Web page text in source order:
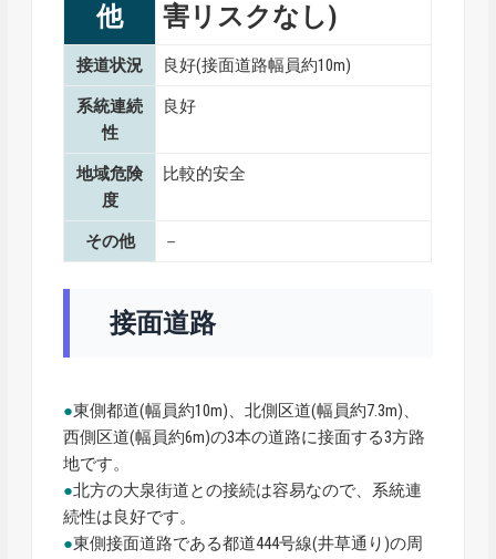
他
害リスクなし)
接道状況 良好(接面道路幅員約10m)
系統連続
性
良好
地域危険
度
比較的安全
その他 －
接面道路
●東側都道(幅員約10m)、北側区道(幅員約7.3m)、
西側区道(幅員約6m)の3本の道路に接面する3方路
地です。
●北方の大泉街道との接続は容易なので、系統連
続性は良好です。
●東側接面道路である都道444号線(井草通り)の周